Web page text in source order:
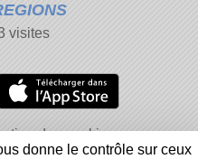
visites
des cookies
un contenu inapproprié
donne le contrôle sur ceux